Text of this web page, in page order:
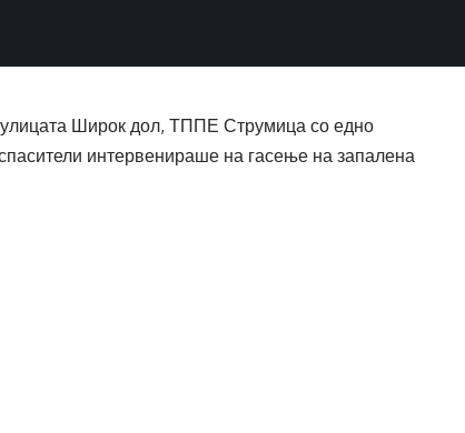
улицата Широк дол, ТППЕ Струмица со едно
интервенираше на гасење на запалена